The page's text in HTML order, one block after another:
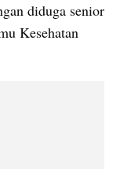
diduga senior
Kesehatan